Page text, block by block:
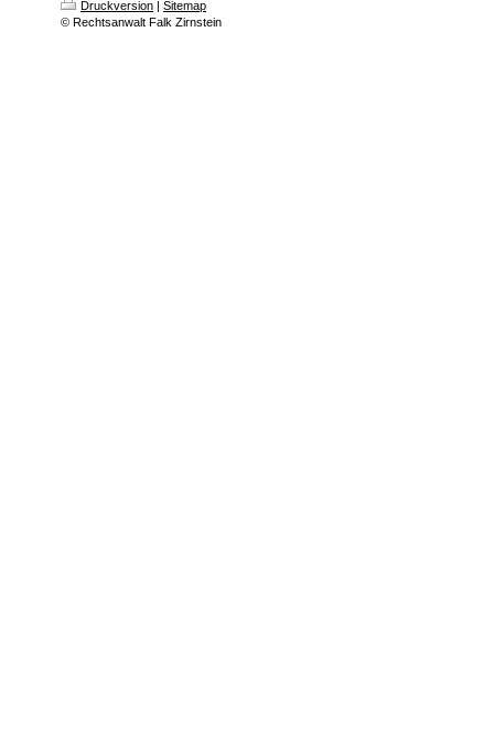
Druckversion | Sitemap
© Rechtsanwalt Falk Zirnstein